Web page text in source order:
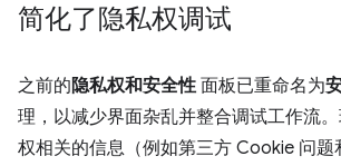
简化了隐私权调试
之前的隐私权和安全性 面板已重命名为
理，以减少界面杂乱并整合调试工作流
权相关的信息（例如第三方 Cookie 问题